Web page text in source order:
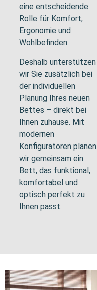
eine entscheidende
Rolle für Komfort,
Ergonomie und
Wohlbefinden.
Deshalb unterstützen
wir Sie zusätzlich bei
der individuellen
Planung Ihres neuen
Bettes – direkt bei
Ihnen zuhause. Mit
modernen
Konfiguratoren planen
wir gemeinsam ein
Bett, das funktional,
komfortabel und
optisch perfekt zu
Ihnen passt.